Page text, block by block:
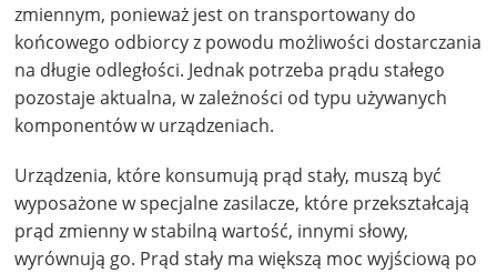
zmiennym, ponieważ jest on transportowany do
końcowego odbiorcy z powodu możliwości dostarczania
na długie odległości. Jednak potrzeba prądu stałego
pozostaje aktualna, w zależności od typu używanych
komponentów w urządzeniach.
Urządzenia, które konsumują prąd stały, muszą być
wyposażone w specjalne zasilacze, które przekształcają
prąd zmienny w stabilną wartość, innymi słowy,
wyrównują go. Prąd stały ma większą moc wyjściową po